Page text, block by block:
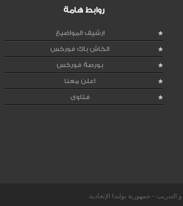
روابط هامة
ارشيف المواضيع
الكاش باك فوركس
بورصة فوركس
اعلن معنا
فتاوى